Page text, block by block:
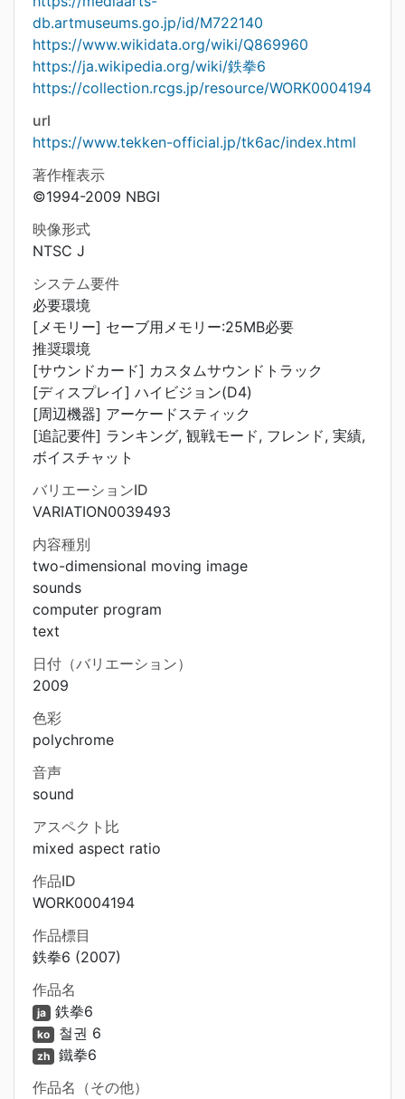
db.artmuseums.go.jp/id/M722140
https://www.wikidata.org/wiki/Q869960
https://ja.wikipedia.org/wiki/鉄拳6
https://collection.rcgs.jp/resource/WORK0004194
url
https://www.tekken-official.jp/tk6ac/index.html
著作権表示
©1994-2009 NBGI
映像形式
NTSC J
システム要件
必要環境
[メモリー] セーブ用メモリー:25MB必要
推奨環境
[サウンドカード] カスタムサウンドトラック
[ディスプレイ] ハイビジョン(D4)
[周辺機器] アーケードスティック
[追記要件] ランキング, 観戦モード, フレンド, 実績,
ボイスチャット
バリエーションID
VARIATION0039493
内容種別
two-dimensional moving image
sounds
computer program
text
日付（バリエーション）
2009
色彩
polychrome
音声
sound
アスペクト比
mixed aspect ratio
作品ID
WORK0004194
作品標目
鉄拳6 (2007)
作品名
ja 鉄拳6
ko 철권 6
zh 鐵拳6
作品名（その他）